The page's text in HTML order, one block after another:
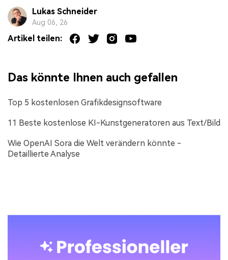
Lukas Schneider
Aug 06, 26
Artikel teilen:
Das könnte Ihnen auch gefallen
Top 5 kostenlosen Grafikdesignsoftware
11 Beste kostenlose KI-Kunstgeneratoren aus Text/Bild
Wie OpenAI Sora die Welt verändern könnte -
Detaillierte Analyse